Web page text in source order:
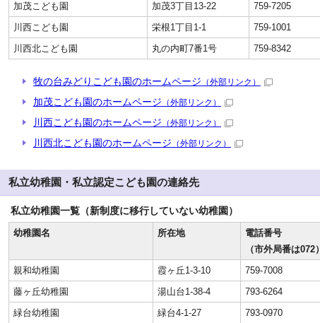
加茂こども園
加茂3丁目13-22 759-7205
川西こども園
栄根1丁目1-1 759-1001
川西北こども園
丸の内町7番1号 759-8342
牧の台みどりこども園のホームページ （外部リンク）
加茂こども園のホームページ （外部リンク）
川西こども園のホームページ （外部リンク）
川西北こども園のホームページ （外部リンク）
私立幼稚園・私立認定こども園の連絡先
私立幼稚園一覧（新制度に移行していない幼稚園）
幼稚園名 所在地
電話番号
（市外局番は072）
親和幼稚園
霞ヶ丘1-3-10 759-7008
藤ヶ丘幼稚園
湯山台1-38-4 793-6264
緑台幼稚園
緑台4-1-27 793-0970